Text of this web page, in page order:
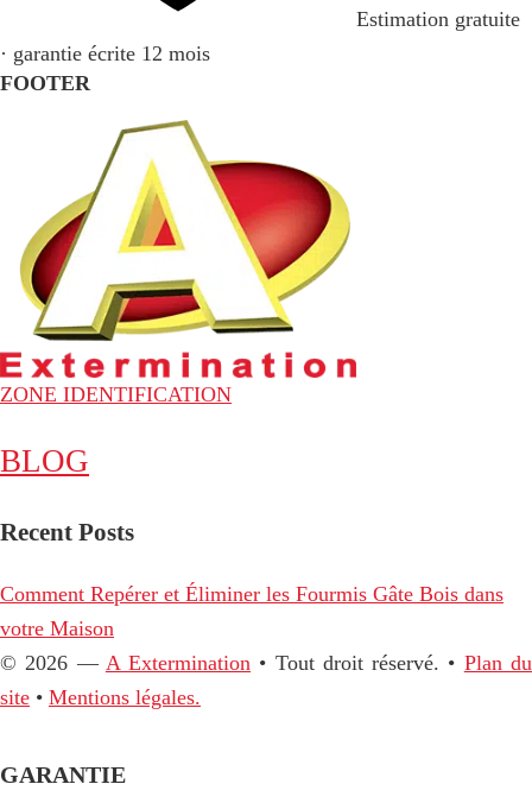
Estimation gratuite
· garantie écrite 12 mois
FOOTER
ZONE IDENTIFICATION
BLOG
Recent Posts
Comment Repérer et Éliminer les Fourmis Gâte Bois dans
votre Maison
© 2026 — A Extermination • Tout droit réservé. • Plan du
site • Mentions légales.
GARANTIE